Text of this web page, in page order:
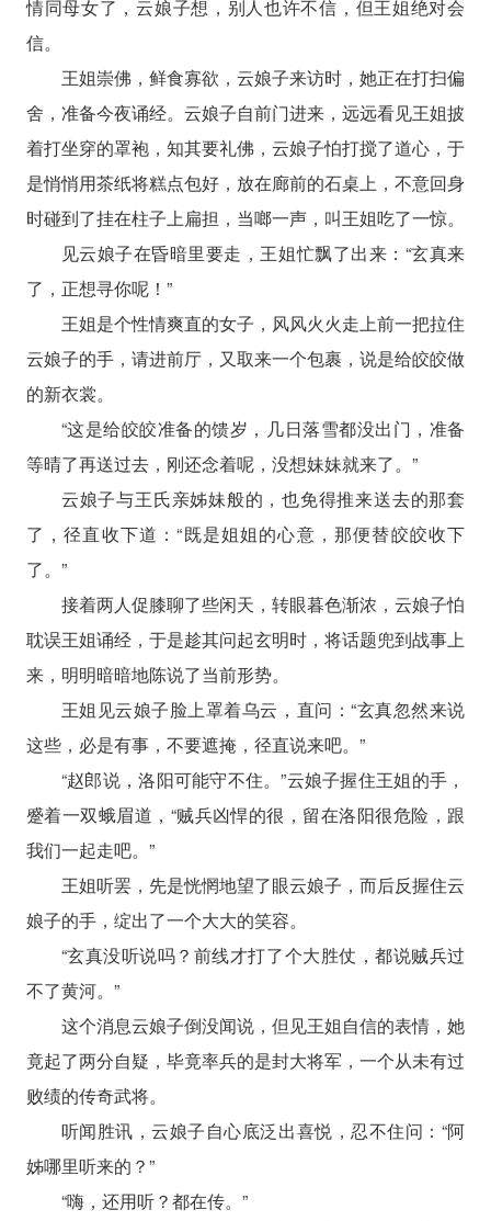
情同母女了，云娘子想，别人也许不信，但王姐绝对会
信。
王姐崇佛，鲜食寡欲，云娘子来访时，她正在打扫偏
舍，准备今夜诵经。云娘子自前门进来，远远看见王姐披
着打坐穿的罩袍，知其要礼佛，云娘子怕打搅了道心，于
是悄悄用茶纸将糕点包好，放在廊前的石桌上，不意回身
时碰到了挂在柱子上扁担，当啷一声，叫王姐吃了一惊。
见云娘子在昏暗里要走，王姐忙飘了出来：“玄真来
了，正想寻你呢！”
王姐是个性情爽直的女子，风风火火走上前一把拉住
云娘子的手，请进前厅，又取来一个包裹，说是给皎皎做
的新衣裳。
“这是给皎皎准备的馈岁，几日落雪都没出门，准备
等晴了再送过去，刚还念着呢，没想妹妹就来了。”
云娘子与王氏亲姊妹般的，也免得推来送去的那套
了，径直收下道：“既是姐姐的心意，那便替皎皎收下
了。”
接着两人促膝聊了些闲天，转眼暮色渐浓，云娘子怕
耽误王姐诵经，于是趁其问起玄明时，将话题兜到战事上
来，明明暗暗地陈说了当前形势。
王姐见云娘子脸上罩着乌云，直问：“玄真忽然来说
这些，必是有事，不要遮掩，径直说来吧。”
“赵郎说，洛阳可能守不住。”云娘子握住王姐的手，
蹙着一双蛾眉道，“贼兵凶悍的很，留在洛阳很危险，跟
我们一起走吧。”
王姐听罢，先是恍惘地望了眼云娘子，而后反握住云
娘子的手，绽出了一个大大的笑容。
“玄真没听说吗？前线才打了个大胜仗，都说贼兵过
不了黄河。”
这个消息云娘子倒没闻说，但见王姐自信的表情，她
竟起了两分自疑，毕竟率兵的是封大将军，一个从未有过
败绩的传奇武将。
听闻胜讯，云娘子自心底泛出喜悦，忍不住问：“阿
姊哪里听来的？”
“嗨，还用听？都在传。”